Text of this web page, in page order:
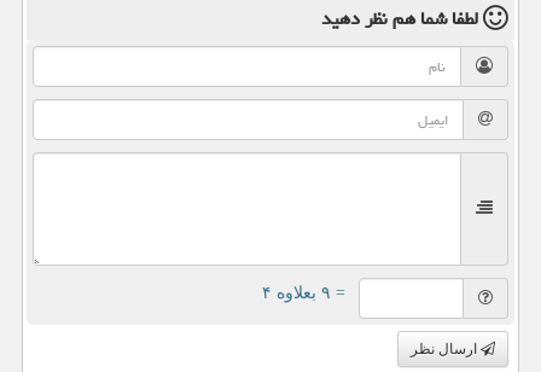
لطفا شما همنظر دهید
= ۹ بعلاوه ۴
ارسال نظر